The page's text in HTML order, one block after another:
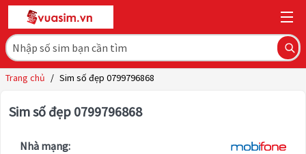
Trang chủ / Sim số đẹp 0799796868
Sim số đẹp 0799796868
Nhà mạng: